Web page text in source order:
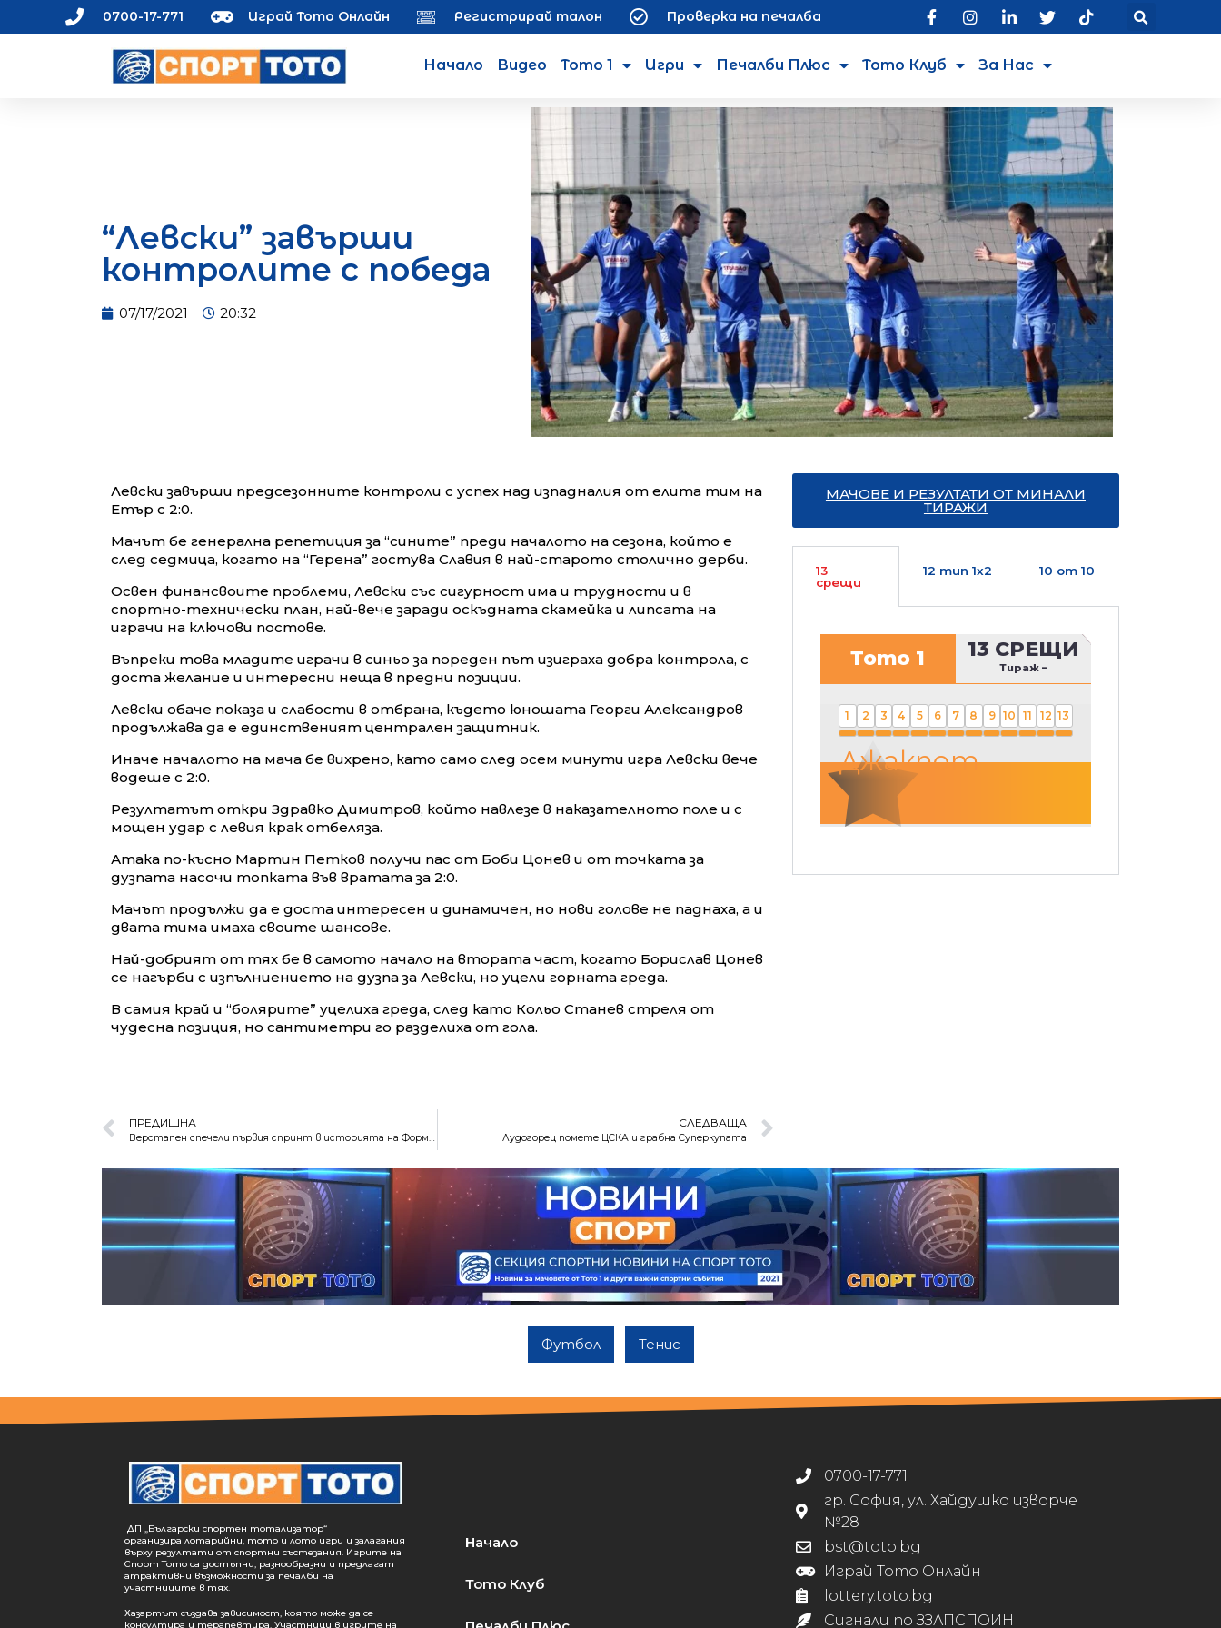
0700-17-771 Играй Тото Онлайн Регистрирай талон Проверка на печалба
Начало Видео Тото 1 Игри Печалби Плюс Тото Клуб За Нас
“Левски” завърши
контролите с победа
07/17/2021 20:32
Левски завърши предсезонните контроли с успех над изпадналия от елита тим на
Етър с 2:0.
Мачът бе генерална репетиция за “сините” преди началото на сезона, който е
след седмица, когато на “Герена” гостува Славия в най-старото столично дерби.
Освен финансвоите проблеми, Левски със сигурност има и трудности и в
спортно-технически план, най-вече заради оскъдната скамейка и липсата на
играчи на ключови постове.
Въпреки това младите играчи в синьо за пореден път изиграха добра контрола, с
доста желание и интересни неща в предни позиции.
Левски обаче показа и слабости в отбрана, където юношата Георги Александров
продължава да е единственият централен защитник.
Иначе началото на мача бе вихрено, като само след осем минути игра Левски вече
водеше с 2:0.
Резултатът откри Здравко Димитров, който навлезе в наказателното поле и с
мощен удар с левия крак отбеляза.
Атака по-късно Мартин Петков получи пас от Боби Цонев и от точката за
дузпата насочи топката във вратата за 2:0.
Мачът продължи да е доста интересен и динамичен, но нови голове не паднаха, а и
двата тима имаха своите шансове.
Най-добрият от тях бе в самото начало на втората част, когато Борислав Цонев
се нагърби с изпълниението на дузпа за Левски, но уцели горната греда.
В самия край и “болярите” уцелиха греда, след като Кольо Станев стреля от
чудесна позиция, но сантиметри го разделиха от гола.
ПРЕДИШНА
Верстапен спечели първия спринт в историята на Формула 1
СЛЕДВАЩА
Лудогорец помете ЦСКА и грабна Суперкупата
МАЧОВЕ И РЕЗУЛТАТИ ОТ МИНАЛИ
ТИРАЖИ
13
срещи
12 тип 1х2 10 от 10
Тото 1 13 СРЕЩИ
Тираж –
1 2 3 4 5 6 7 8 9 10 11 12 13
Джакпот
Футбол Тенис
ДП „Български спортен тотализатор“
организира лотарийни, тото и лото игри и залагания
върху резултати от спортни състезания. Игрите на
Спорт Тото са достъпни, разнообразни и предлагат
атрактивни възможности за печалби на
участниците в тях.
Хазартът създава зависимост, която може да се
консултира и терапевтира. Участници в игрите на
Начало
Тото Клуб
0700-17-771
гр. София, ул. Хайдушко изворче
№28
bst@toto.bg
Играй Тото Онлайн
lottery.toto.bg
Сигнали по ЗЗЛПСПОИН